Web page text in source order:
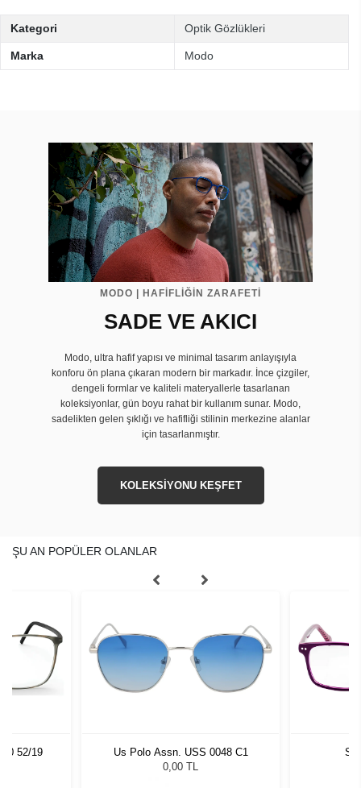
Kategori Optik Gözlükleri
Marka Modo
MODO | HAFİFLİĞİN ZARAFETİ
SADE VE AKICI
Modo, ultra hafif yapısı ve minimal tasarım anlayışıyla
konforu ön plana çıkaran modern bir markadır. İnce çizgiler,
dengeli formlar ve kaliteli materyallerle tasarlanan
koleksiyonlar, gün boyu rahat bir kullanım sunar. Modo,
sadelikten gelen şıklığı ve hafifliği stilinin merkezine alanlar
için tasarlanmıştır.
KOLEKSİYONU KEŞFET
ŞU AN POPÜLER OLANLAR
52/19
Us Polo Assn. USS 0048 C1
0,00 TL